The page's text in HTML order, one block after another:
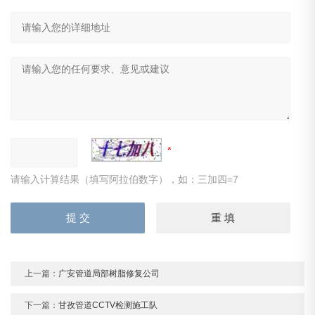
请输入计算结果（填写阿拉伯数字），如：三加四=7
上一篇： 广安管道局部树脂修复公司
下一篇：甘孜管道CCTV检测施工队